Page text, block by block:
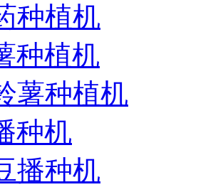
种植机
种植机
薯种植机
种机
播种机